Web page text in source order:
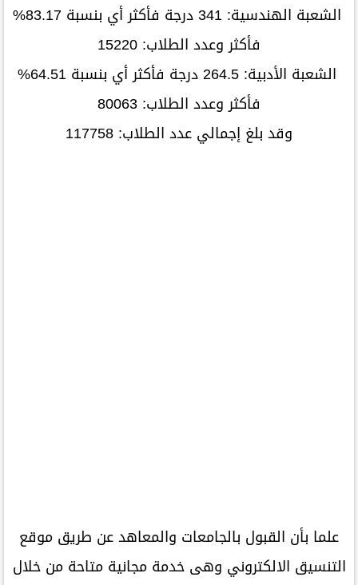
الشعبة الهندسية: 341 درجة فأكثر أي بنسبة 83.17%
فأكثر وعدد الطلاب: 15220
الشعبة الأدبية: 264.5 درجة فأكثر أي بنسبة 64.51%
فأكثر وعدد الطلاب: 80063
وقد بلغ إجمالي عدد الطلاب: 117758
علما بأن القبول بالجامعات والمعاهد عن طريق موقع
التنسيق الالكتروني وهى خدمة مجانية متاحة من خلال